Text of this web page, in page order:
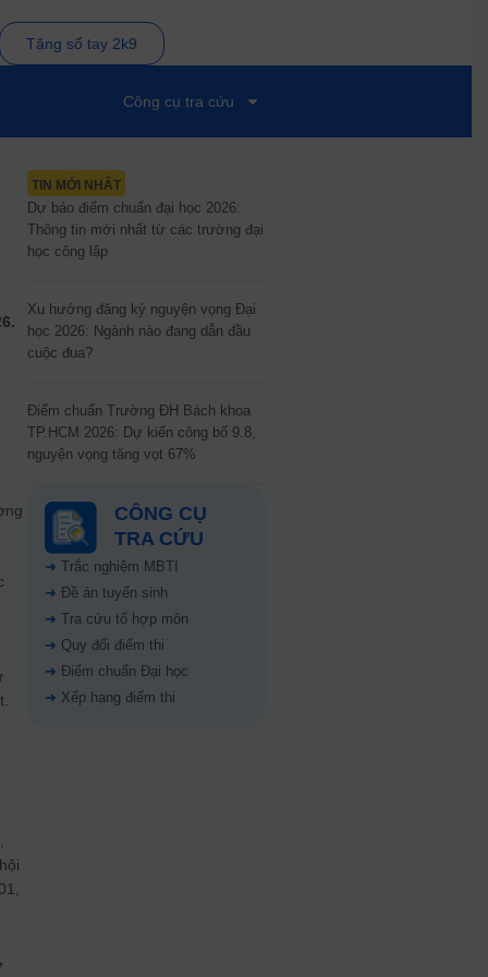
Tặng sổ tay 2k9
Công cụ tra cứu
TIN MỚI NHẤT
Dự báo điểm chuẩn đại học 2026:
Thông tin mới nhất từ các trường đại
học công lập
Xu hướng đăng ký nguyện vọng Đại
học 2026: Ngành nào đang dẫn đầu
cuộc đua?
Điểm chuẩn Trường ĐH Bách khoa
TP.HCM 2026: Dự kiến công bố 9.8,
nguyện vọng tăng vọt 67%
CÔNG CỤ
TRA CỨU
➜ Trắc nghiệm MBTI
➜ Đề án tuyển sinh
➜ Tra cứu tổ hợp môn
➜ Quy đổi điểm thi
➜ Điểm chuẩn Đại học
➜ Xếp hạng điểm thi